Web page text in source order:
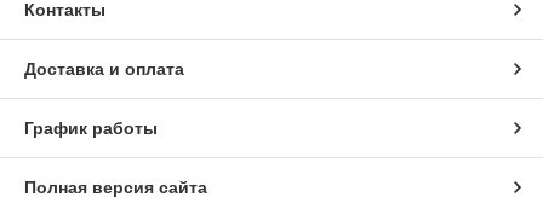
Контакты
Доставка и оплата
График работы
Полная версия сайта